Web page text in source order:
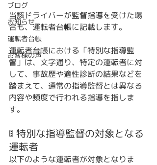
ブログ
お知らせ
運転者台帳
お客様の声
当該ドライバーが監督指導を受けた場
合も、運転者台帳に記載します。
運転者台帳における「特別な指導監
督」は、文字通り、特定の運転者に対
して、事故歴や適性診断の結果などを
踏まえて、通常の指導監督とは異なる
内容や頻度で行われる指導を指しま
す。
🚦 特別な指導監督の対象となる
運転者
以下のような運転者が対象となりま